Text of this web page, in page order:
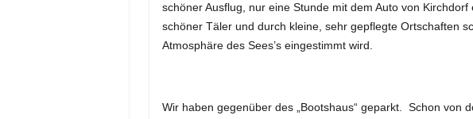
schöner Ausflug, nur eine Stunde mit dem Auto von
schöner Täler und durch kleine, sehr gepflegte Ortschaften
Atmosphäre des Sees’s eingestimmt wird.
Wir haben gegenüber des „Bootshaus“ geparkt. Schon von